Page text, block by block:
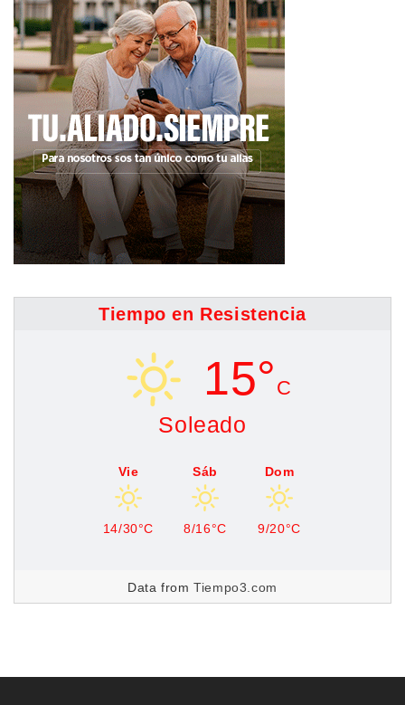
Tiempo en Resistencia
15° C
Soleado
Vie
14/30°C
Sáb
8/16°C
Dom
9/20°C
Data fromTiempo3.com